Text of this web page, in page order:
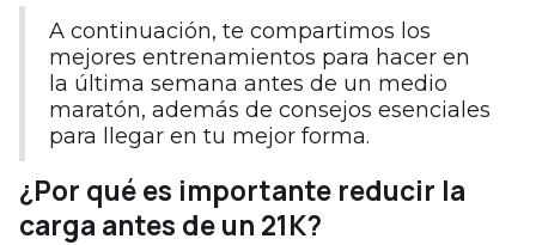
A continuación, te compartimos los
mejores entrenamientos para hacer en
la última semana antes de un medio
maratón, además de consejos esenciales
para llegar en tu mejor forma.
¿Por qué es importante reducir la
carga antes de un 21K?